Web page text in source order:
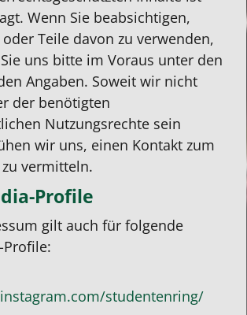
Wenn Sie beabsichtigen,
Teile davon zu verwenden,
uns bitte im Voraus unter den
Angaben. Soweit wir nicht
der benötigten
Nutzungsrechte sein
wir uns, einen Kontakt zum
vermitteln.
Profile
gilt auch für folgende
Profile:
studentenring/